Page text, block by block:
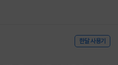
한달 사용기